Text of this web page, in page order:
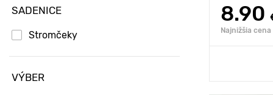
SADENICE
Stromčeky
VÝBER
8.90
Najnižšia